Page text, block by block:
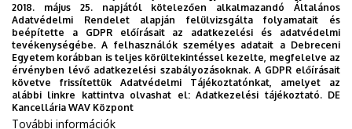
teaching.
Professor Laszig played a key role in the introduction of
cochlear implantation in Hungary, several specialists from
Debrecen could learn this technique in his Clinic.
2018. május 25. napjától kötelezően alkalmazandó Általános
Adatvédelmi Rendelet alapján felülvizsgálta folyamatait és
beépítette a GDPR előírásait az adatkezelési és adatvédelmi
tevékenységébe. A felhasználók személyes adatait a Debreceni
Egyetem korábban is teljes körültekintéssel kezelte, megfelelve az
érvényben lévő adatkezelési szabályozásoknak. A GDPR előírásait
követve frissítettük Adatvédelmi Tájékoztatónkat, amelyet az
alábbi linkre kattintva olvashat el:Adatkezelési tájékoztató. DE
Kancellária WAV Központ
További információk